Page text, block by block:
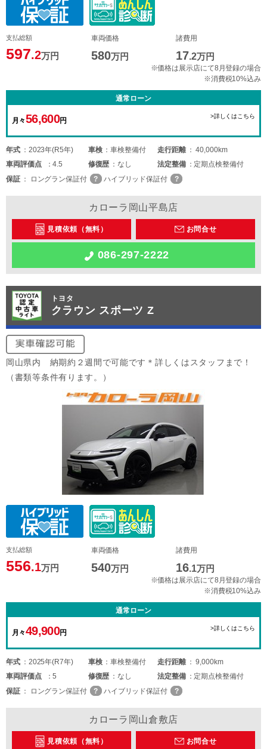
支払総額
597.2万円
車両価格
580万円
諸費用
17.2万円
※価格は展示店にて8月登録の場合
※消費税10%込み
通常ローン
月々56,600円
>詳しくはこちら
年式 2023年(R5年) 車検 車検整備付 走行距離
40,000km
車両評価点 4.5 修復歴 なし 法定整備
定期点検整備付
保証
ロングラン保証付 ハイブリッド保証付
カローラ岡山平島店
見積依頼（無料） お問合せ
086-297-2222
トヨタ
クラウン スポーツ Z
岡山県内 納期約２週間で可能です＊詳しくはスタッフまで！
（書類等条件有ります。）
支払総額
556.1万円
車両価格
540万円
諸費用
16.1万円
※価格は展示店にて8月登録の場合
※消費税10%込み
通常ローン
月々49,900円
>詳しくはこちら
年式 2025年(R7年) 車検 車検整備付 走行距離
9,000km
車両評価点 5 修復歴 なし 法定整備
定期点検整備付
保証
ロングラン保証付 ハイブリッド保証付
カローラ岡山倉敷店
見積依頼（無料） お問合せ